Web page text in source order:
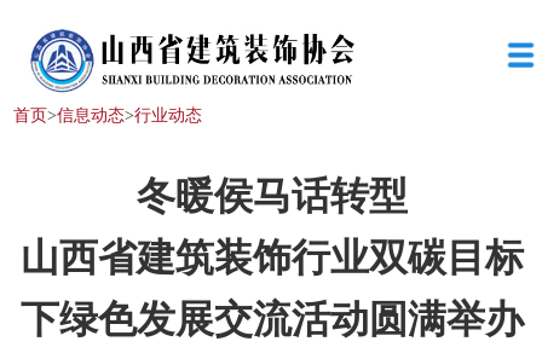
首页>信息动态>行业动态
冬暖侯马话转型
山西省建筑装饰行业双碳目标
下绿色发展交流活动圆满举办